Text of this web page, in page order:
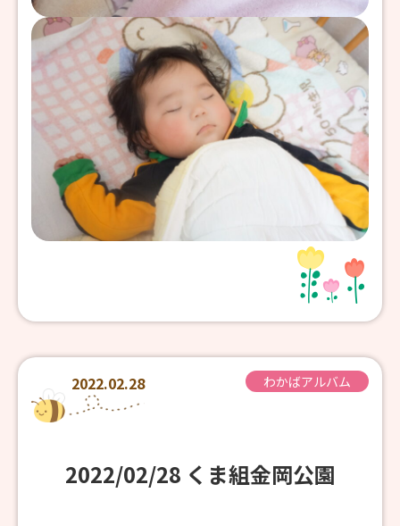
2022.02.28 わかばアルバム
2022/02/28 くま組金岡公園